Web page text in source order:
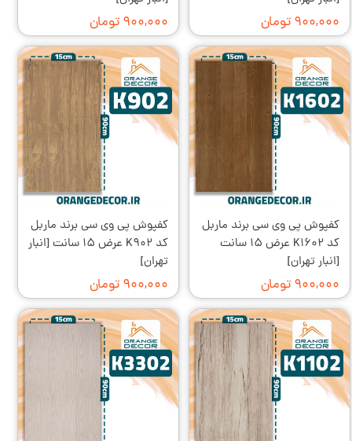
۹۰۰,۰۰۰ تومان ۹۰۰,۰۰۰ تومان
کفپوش پی وی سی برند ماربل
کد K۱۶۰۲ عرض ۱۵ سانت
[انبار تهران]
۹۰۰,۰۰۰ تومان
کفپوش پی وی سی برند ماربل
کد K۹۰۲ عرض ۱۵ سانت [انبار
تهران]
۹۰۰,۰۰۰ تومان